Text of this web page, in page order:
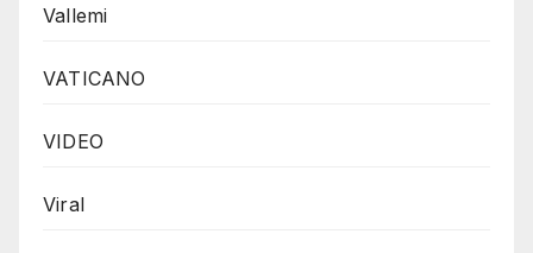
Vallemi
VATICANO
VIDEO
Viral